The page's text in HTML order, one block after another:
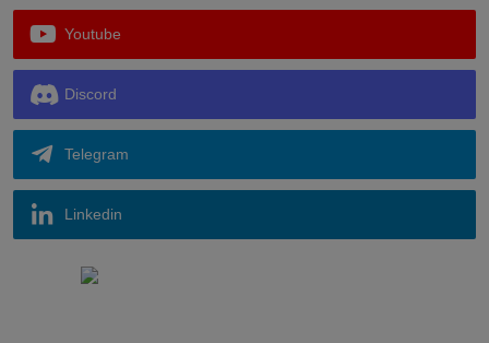
Youtube
Discord
Telegram
Linkedin